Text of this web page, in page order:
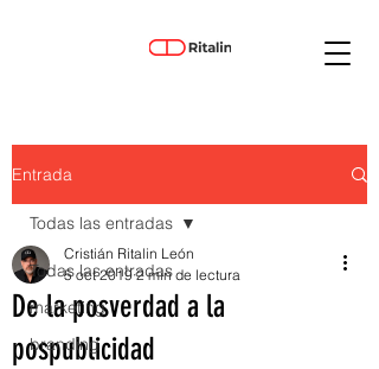
Entrada
Todas las entradas
marketing
branding
Todas las entradas
De la posverdad a la
pospublicidad
Cristián Ritalin León
5 oct 2019 2 min de lectura